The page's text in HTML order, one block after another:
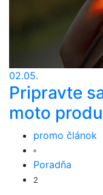
02.05.
Pripravte
moto
promo článok
Poradňa
2